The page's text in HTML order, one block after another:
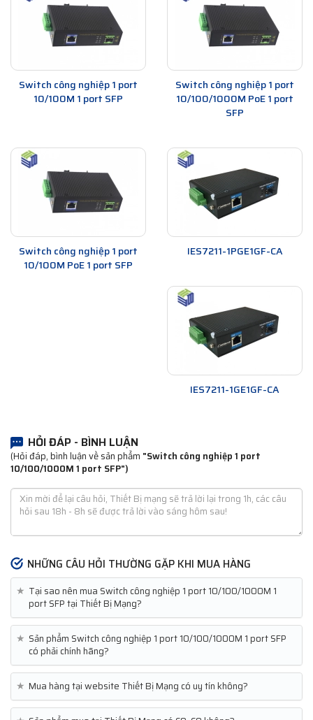
Switch công nghiệp 1 port
10/100M 1 port SFP
Switch công nghiệp 1 port
10/100/1000M PoE 1 port
SFP
Switch công nghiệp 1 port
10/100M PoE 1 port SFP
IES7211-1PGE1GF-CA
IES7211-1GE1GF-CA
HỎI ĐÁP - BÌNH LUẬN
(Hỏi đáp, bình luận về sản phẩm "Switch công nghiệp 1 port
10/100/1000M 1 port SFP")
NHỮNG CÂU HỎI THƯỜNG GẶP KHI MUA HÀNG
★ Tại sao nên mua Switch công nghiệp 1 port 10/100/1000M 1
port SFP tại Thiết Bị Mạng?
★ Sản phẩm Switch công nghiệp 1 port 10/100/1000M 1 port SFP
có phải chính hãng?
★ Mua hàng tại website Thiết Bị Mạng có uy tín không?